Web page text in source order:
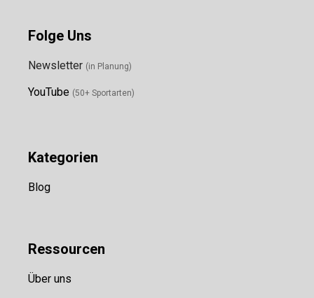
Folge Uns
Newsletter (in Planung)
YouTube (50+ Sportarten)
Kategorien
Blog
Ressourcen
Über uns